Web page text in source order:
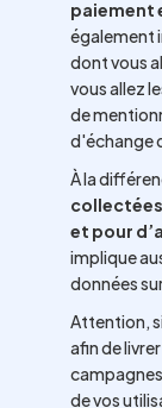
paiement
également
dont vous
vous allez
de
d'échange
À la
et pour
implique
données
Attention,
afin de
de vos